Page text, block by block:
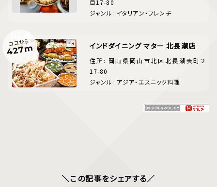
目17-80
ジャンル: イタリアン・フレンチ
ココから
427m インドダイニング マター 北長瀬店
住所: 岡山県岡山市北区北長瀬表町２
17-80
ジャンル: アジア・エスニック料理
＼この記事をシェアする／